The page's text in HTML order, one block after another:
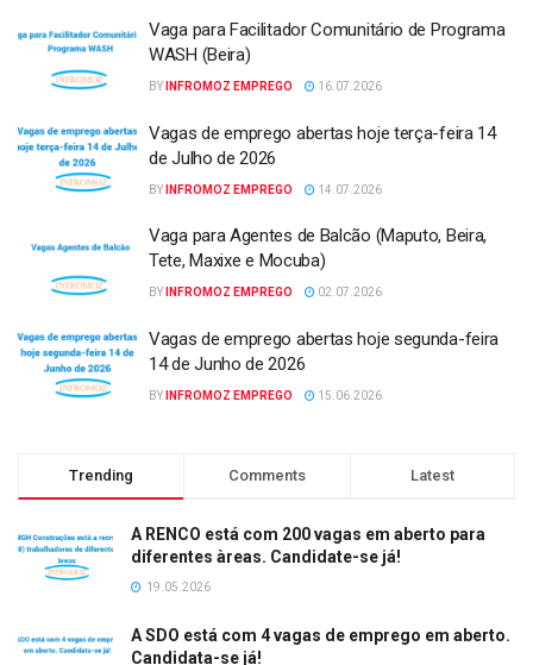
Vaga para Facilitador Comunitário de Programa
WASH (Beira)
BY INFROMOZ EMPREGO 16.07.2026
Vagas de emprego abertas hoje terça-feira 14
de Julho de 2026
BY INFROMOZ EMPREGO 14.07.2026
Vaga para Agentes de Balcão (Maputo, Beira,
Tete, Maxixe e Mocuba)
BY INFROMOZ EMPREGO 02.07.2026
Vagas de emprego abertas hoje segunda-feira
14 de Junho de 2026
BY INFROMOZ EMPREGO 15.06.2026
Trending Comments Latest
A RENCO está com 200 vagas em aberto para
diferentes àreas. Candidate-se já!
19.05.2026
A SDO está com 4 vagas de emprego em aberto.
Candidata-se já!